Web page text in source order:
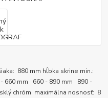
880 mm hĺbka skrine min.:
- 660 mm 660 - 890 mm 890 -
chróm maximálna nosnosť: 8